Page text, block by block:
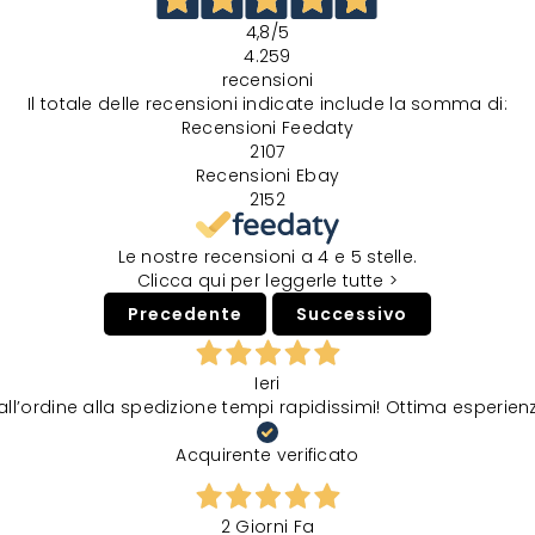
4,8/5
4.259
recensioni
Il totale delle recensioni indicate include la somma di:
Recensioni Feedaty
2107
Recensioni Ebay
2152
Le nostre recensioni a 4 e 5 stelle.
Clicca qui per leggerle tutte >
Precedente
Successivo
Ieri
alla spedizione tempi rapidissimi! Ottima
Acquirente verificato
2 Giorni Fa